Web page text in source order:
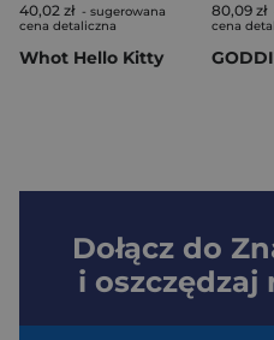
40,02 zł - sugerowana
cena detaliczna
Whot Hello Kitty
80,09 zł
cena
Dołącz do
i oszczędzaj